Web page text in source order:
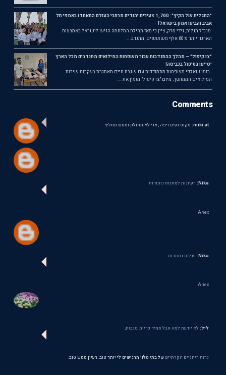
"התגלית של הקיץ": 1,700 צעירים יהודים מרחבי העולם התאחדו באמפי תל
אביב והביעו אמון בישראל!
מנכ"ל תגלית, גידי מרק, ציין כי מאז תחילת המלחמה הגיעו לישראל באמצעות
הארגון יותר מ־60 אלף משתתפים, מתנדב...
"צו קיפול" – מהלך ההתנדבות עבור משפחות המילואים מתנדבים מכל הארץ
יסייעו בטיפול בכביסה!
בזמן שאלפי משפחות מתמודדות עם שגרת חיים מאתגרת בעקבות שירות
המילואים הממושך, מיזם "צו קיפול" מזמין את ...
Comments
miki at: מקום נעים ויפה , אני לא מחולון וממש ממליץ
Nika: רעיונות למתנות נחמדות
Anex
Nika: עגלות נחמדות
Anex
ליל: לא יודעת למה אבל תמיד כריות, מגבות,
נרות ריחניים יוקרתיים של בתי מלון מרגישים לי יותר טוב. רעיון ממש טוב.